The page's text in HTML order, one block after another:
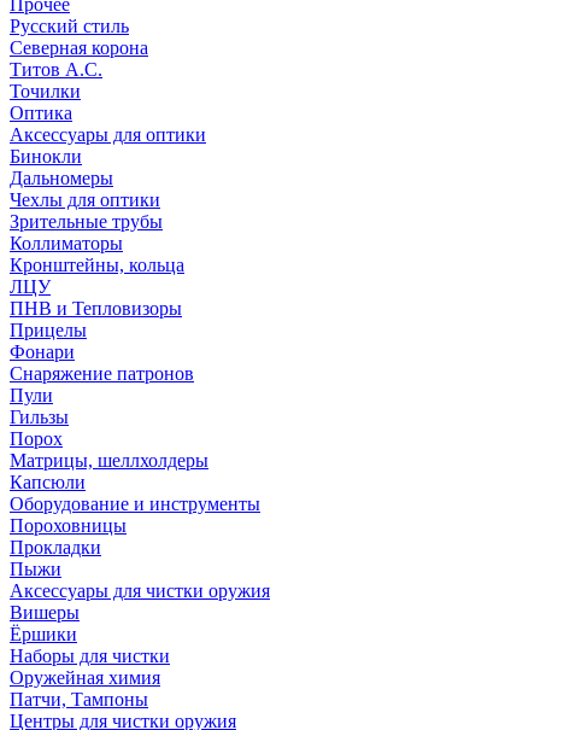
Прочее
Русский стиль
Северная корона
Титов А.С.
Точилки
Оптика
Аксессуары для оптики
Бинокли
Дальномеры
Чехлы для оптики
Зрительные трубы
Коллиматоры
Кронштейны, кольца
ЛЦУ
ПНВ и Тепловизоры
Прицелы
Фонари
Снаряжение патронов
Пули
Гильзы
Порох
Матрицы, шеллхолдеры
Капсюли
Оборудование и инструменты
Пороховницы
Прокладки
Пыжи
Аксессуары для чистки оружия
Вишеры
Ёршики
Наборы для чистки
Оружейная химия
Патчи, Тампоны
Центры для чистки оружия